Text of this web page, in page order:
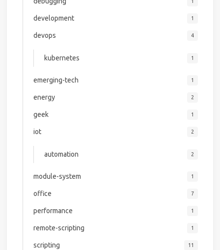
development 1
devops 4
kubernetes 1
emerging-tech 1
energy 2
geek 1
iot 2
automation 2
module-system 1
office 7
performance 1
remote-scripting 1
scripting 11